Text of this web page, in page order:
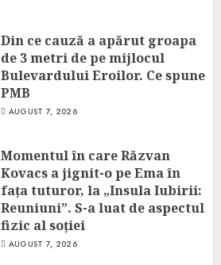
Din ce cauză a apărut groapa
de 3 metri de pe mijlocul
Bulevardului Eroilor. Ce spune
PMB
AUGUST 7, 2026
Momentul în care Răzvan
Kovacs a jignit-o pe Ema în
fața tuturor, la „Insula Iubirii:
Reuniuni”. S-a luat de aspectul
fizic al soției
AUGUST 7, 2026